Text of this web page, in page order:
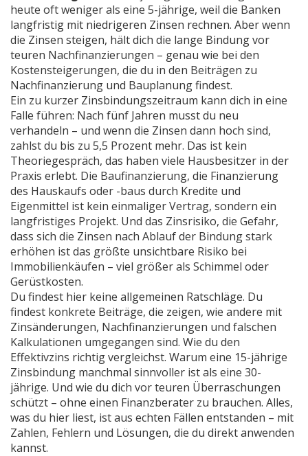
heute oft weniger als eine 5-jährige, weil die Banken
langfristig mit niedrigeren Zinsen rechnen. Aber wenn
die Zinsen steigen, hält dich die lange Bindung vor
teuren Nachfinanzierungen – genau wie bei den
Kostensteigerungen, die du in den Beiträgen zu
Nachfinanzierung und Bauplanung findest.
Ein zu kurzer Zinsbindungszeitraum kann dich in eine
Falle führen: Nach fünf Jahren musst du neu
verhandeln – und wenn die Zinsen dann hoch sind,
zahlst du bis zu 5,5 Prozent mehr. Das ist kein
Theoriegespräch, das haben viele Hausbesitzer in der
Praxis erlebt. Die Baufinanzierung, die Finanzierung
des Hauskaufs oder -baus durch Kredite und
Eigenmittel ist kein einmaliger Vertrag, sondern ein
langfristiges Projekt. Und das Zinsrisiko, die Gefahr,
dass sich die Zinsen nach Ablauf der Bindung stark
erhöhen ist das größte unsichtbare Risiko bei
Immobilienkäufen – viel größer als Schimmel oder
Gerüstkosten.
Du findest hier keine allgemeinen Ratschläge. Du
findest konkrete Beiträge, die zeigen, wie andere mit
Zinsänderungen, Nachfinanzierungen und falschen
Kalkulationen umgegangen sind. Wie du den
Effektivzins richtig vergleichst. Warum eine 15-jährige
Zinsbindung manchmal sinnvoller ist als eine 30-
jährige. Und wie du dich vor teuren Überraschungen
schützt – ohne einen Finanzberater zu brauchen. Alles,
was du hier liest, ist aus echten Fällen entstanden – mit
Zahlen, Fehlern und Lösungen, die du direkt anwenden
kannst.